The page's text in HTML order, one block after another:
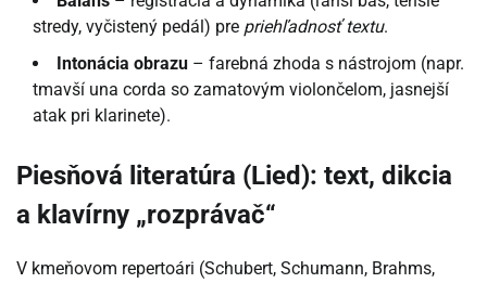
stredy, vyčistený pedál) pre priehľadnosť textu.
Intonácia obrazu – farebná zhoda s nástrojom (napr.
tmavší una corda so zamatovým violončelom, jasnejší
atak pri klarinete).
Piesňová literatúra (Lied): text, dikcia
a klavírny „rozprávač“
V kmeňovom repertoári (Schubert, Schumann, Brahms,